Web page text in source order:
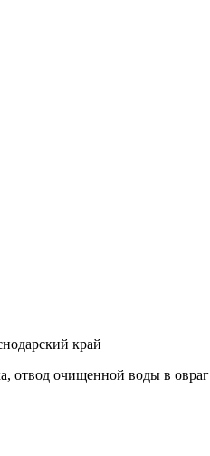
край
отвод очищенной воды в овраг